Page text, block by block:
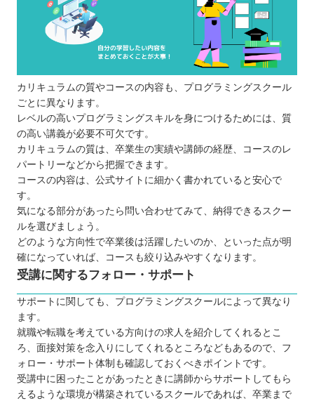
カリキュラムの質やコースの内容も、プログラミングスクール
ごとに異なります。
レベルの高いプログラミングスキルを身につけるためには、質
の高い講義が必要不可欠です。
カリキュラムの質は、卒業生の実績や講師の経歴、コースのレ
パートリーなどから把握できます。
コースの内容は、公式サイトに細かく書かれていると安心で
す。
気になる部分があったら問い合わせてみて、納得できるスクー
ルを選びましょう。
どのような方向性で卒業後は活躍したいのか、といった点が明
確になっていれば、コースも絞り込みやすくなります。
受講に関するフォロー・サポート
サポートに関しても、プログラミングスクールによって異なり
ます。
就職や転職を考えている方向けの求人を紹介してくれるとこ
ろ、面接対策を念入りにしてくれるところなどもあるので、フ
ォロー・サポート体制も確認しておくべきポイントです。
受講中に困ったことがあったときに講師からサポートしてもら
えるような環境が構築されているスクールであれば、卒業まで